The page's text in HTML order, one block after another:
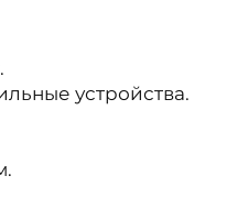
устройства.